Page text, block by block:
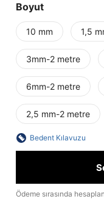
Boyut
10 mm 1,5
3mm-2 metre
6mm-2 metre
2,5 mm-2 metre
Bedent Kılavuzu
Ödeme sırasında